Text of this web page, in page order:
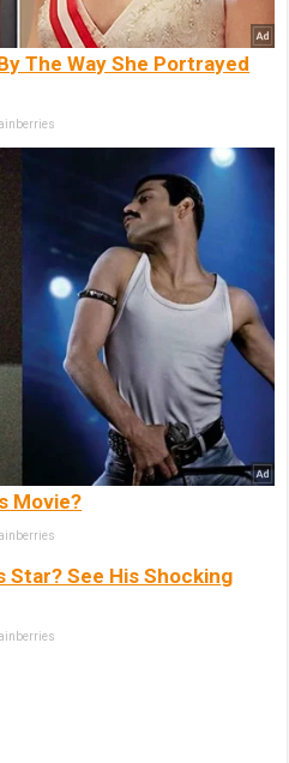
The Way She Portrayed
Movie?
Star? See His Shocking